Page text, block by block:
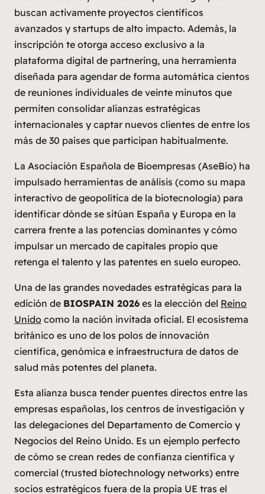
buscan activamente proyectos científicos
avanzados y startups de alto impacto. Además, la
inscripción te otorga acceso exclusivo a la
plataforma digital de partnering, una herramienta
diseñada para agendar de forma automática cientos
de reuniones individuales de veinte minutos que
permiten consolidar alianzas estratégicas
internacionales y captar nuevos clientes de entre los
más de 30 países que participan habitualmente.
La Asociación Española de Bioempresas (AseBio) ha
impulsado herramientas de análisis (como su mapa
interactivo de geopolítica de la biotecnología) para
identificar dónde se sitúan España y Europa en la
carrera frente a las potencias dominantes y cómo
impulsar un mercado de capitales propio que
retenga el talento y las patentes en suelo europeo.
Una de las grandes novedades estratégicas para la
edición de BIOSPAIN 2026 es la elección del Reino
Unido como la nación invitada oficial. El ecosistema
británico es uno de los polos de innovación
científica, genómica e infraestructura de datos de
salud más potentes del planeta.
Esta alianza busca tender puentes directos entre las
empresas españolas, los centros de investigación y
las delegaciones del Departamento de Comercio y
Negocios del Reino Unido. Es un ejemplo perfecto
de cómo se crean redes de confianza científica y
comercial (trusted biotechnology networks) entre
socios estratégicos fuera de la propia UE tras el